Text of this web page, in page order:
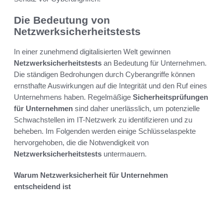
Die Bedeutung von
Netzwerksicherheitstests
In einer zunehmend digitalisierten Welt gewinnen
Netzwerksicherheitstests an Bedeutung für Unternehmen.
Die ständigen Bedrohungen durch Cyberangriffe können
ernsthafte Auswirkungen auf die Integrität und den Ruf eines
Unternehmens haben. Regelmäßige Sicherheitsprüfungen
für Unternehmen sind daher unerlässlich, um potenzielle
Schwachstellen im IT-Netzwerk zu identifizieren und zu
beheben. Im Folgenden werden einige Schlüsselaspekte
hervorgehoben, die die Notwendigkeit von
Netzwerksicherheitstests untermauern.
Warum Netzwerksicherheit für Unternehmen
entscheidend ist